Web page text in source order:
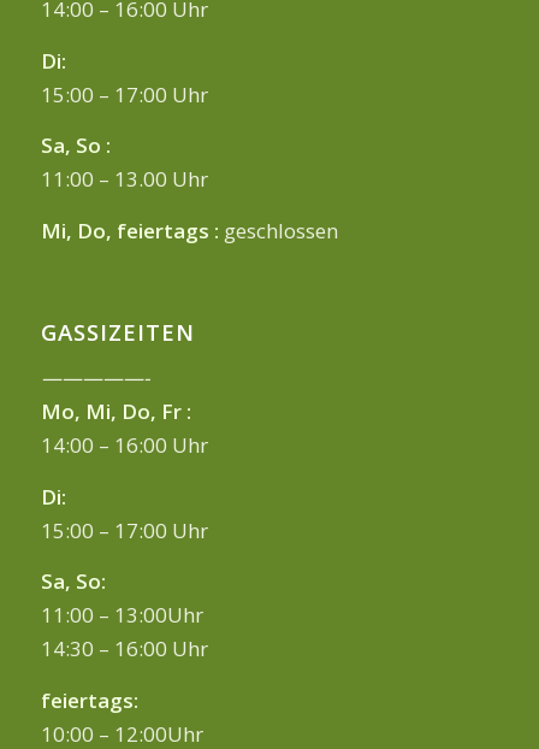
14:00 – 16:00 Uhr
Di:
15:00 – 17:00 Uhr
Sa, So :
11:00 – 13.00 Uhr
Mi, Do, feiertags : geschlossen
GASSIZEITEN
—————-
Mo, Mi, Do, Fr :
14:00 – 16:00 Uhr
Di:
15:00 – 17:00 Uhr
Sa, So:
11:00 – 13:00Uhr
14:30 – 16:00 Uhr
feiertags:
10:00 – 12:00Uhr